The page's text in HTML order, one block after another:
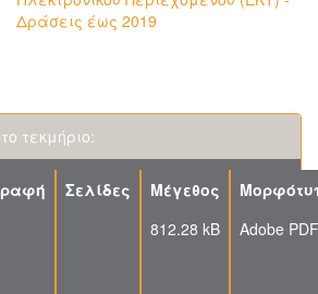
Δράσεις έως 2019
τεκμήριο:
Σελίδες Μέγεθος
812.28 kB Adobe PDF